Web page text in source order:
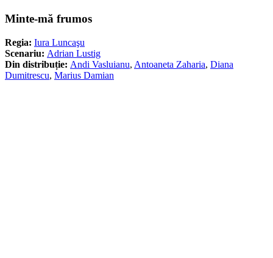
Minte-mă frumos
Regia: Iura Luncaşu
Scenariu: Adrian Lustig
Din distribuție: Andi Vasluianu, Antoaneta Zaharia, Diana
Dumitrescu, Marius Damian